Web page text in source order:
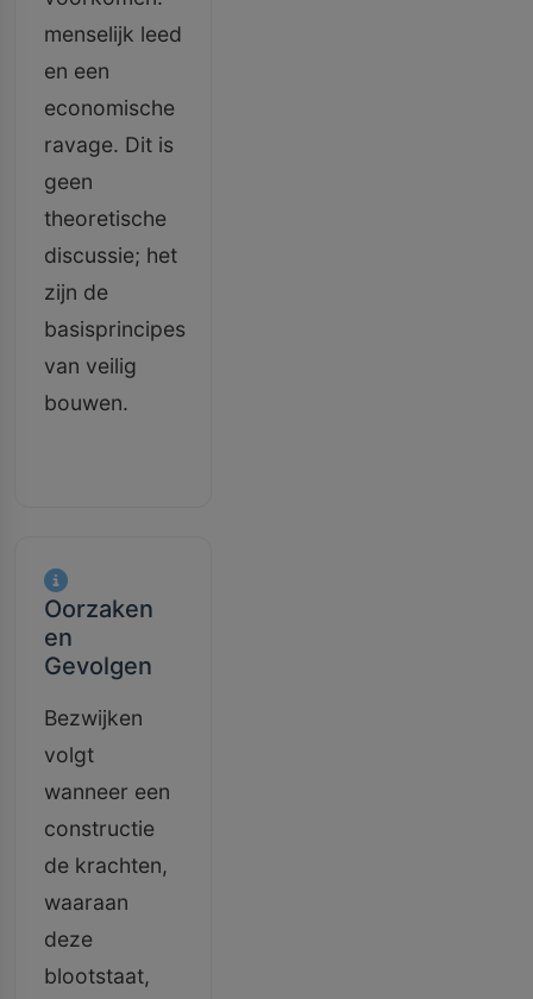
menselijk leed
en een
economische
ravage. Dit is
geen
theoretische
discussie; het
zijn de
basisprincipes
van veilig
bouwen.
Oorzaken
en
Gevolgen
Bezwijken
volgt
wanneer een
constructie
de krachten,
waaraan
deze
blootstaat,